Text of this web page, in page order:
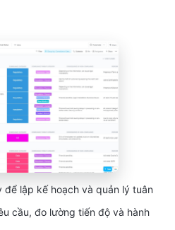
để lập kế hoạch và quản lý tuân
cầu, đo lường tiến độ và hành